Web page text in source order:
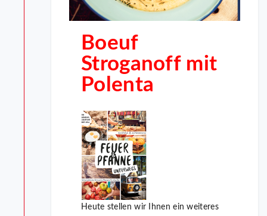
Boeuf
Stroganoff mit
Polenta
Heute stellen wir Ihnen ein weiteres